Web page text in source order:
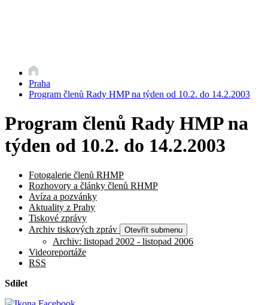
Praha
Program členů Rady HMP na týden od 10.2. do 14.2.2003
Program členů Rady HMP na
týden od 10.2. do 14.2.2003
Fotogalerie členů RHMP
Rozhovory a články členů RHMP
Avíza a pozvánky
Aktuality z Prahy
Tiskové zprávy
Archiv tiskových zpráv
Otevřít submenu
Archiv: listopad 2002 - listopad 2006
Videoreportáže
RSS
Sdílet